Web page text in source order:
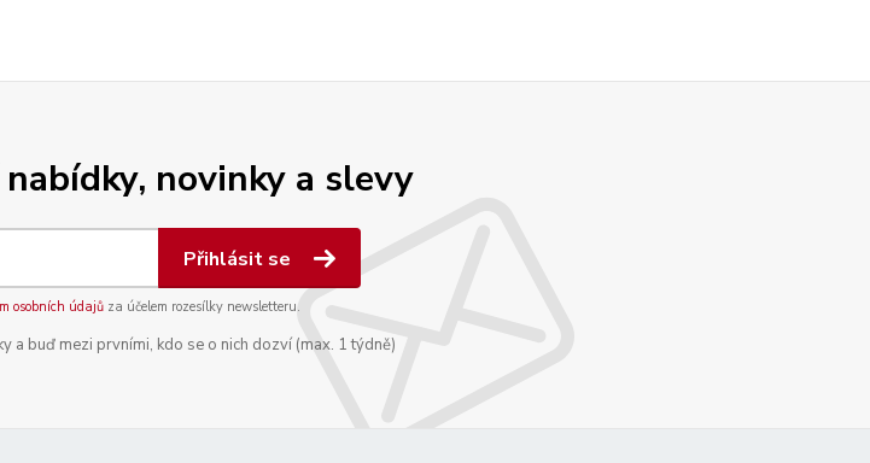
novinky a slevy
Přihlásit se
osobních údajůza účelem rozesílky newsletteru.
a buď mezi prvními, kdo se o nich dozví (max. 1 týdně)